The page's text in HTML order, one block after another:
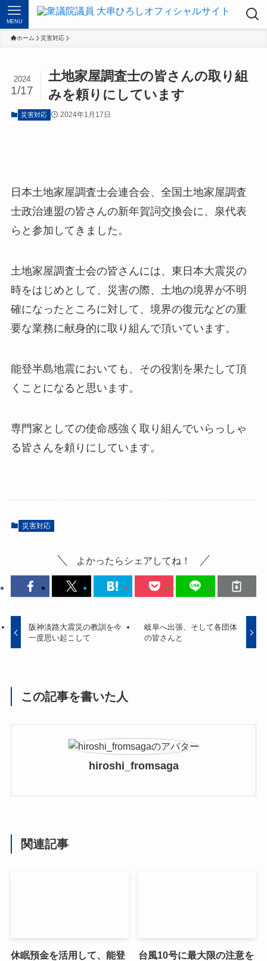
MENU
ホーム 災害対応
土地家屋調査士の皆さんの取り組
みを頼りにしています
2024
1/17
災害対応 2024年1月17日
日本土地家屋調査士会連合会、全国土地家屋調査
士政治連盟の皆さんの新年賀詞交換会に、泉代表
らと参加してきました。
土地家屋調査士会の皆さんには、東日本大震災の
時をはじめとして、災害の際、土地の境界が不明
確になったところに対して、境界の復元などの重
要な業務に献身的に取り組んで頂いています。
能登半島地震においても、その役割を果たして頂
くことになると思います。
専門家としての使命感強く取り組んでいらっしゃ
る皆さんを頼りにしています。
災害対応
よかったらシェアしてね！
阪神淡路大震災の教訓を今
一度思い起こして
岐阜へ出張、そして各団体
の皆さんと
この記事を書いた人
hiroshi_fromsaga
関連記事
休眠預金を活用して、能登
台風10号に最大限の注意を